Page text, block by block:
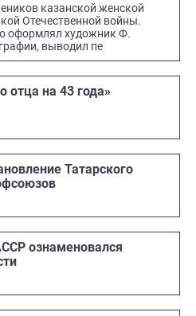
казанской женской
Отечественной войны.
оформ­лял художник Ф.
выводил пе
отца на 43 года»
Татарского
ознаменовался